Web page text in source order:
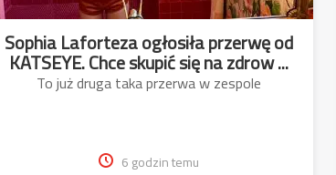
Sophia Laforteza ogłosiła przerwę od
KATSEYE. Chce skupić się na zdrow ...
To już druga taka przerwa w zespole
6 godzin temu